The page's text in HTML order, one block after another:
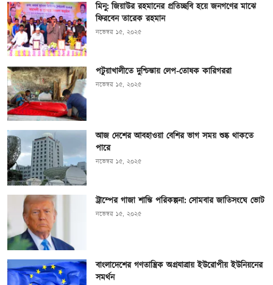
মিনু: জিয়াউর রহমানের প্রতিচ্ছবি হয়ে জনগণের মাঝে
ফিরবেন তারেক রহমান
নভেম্বর ১৫, ২০২৫
পটুয়াখালীতে দুশ্চিন্তায় লেপ-তোষক কারিগররা
নভেম্বর ১৫, ২০২৫
আজ দেশের আবহাওয়া বেশির ভাগ সময় শুষ্ক থাকতে
পারে
নভেম্বর ১৫, ২০২৫
ট্রাম্পের গাজা শান্তি পরিকল্পনা: সোমবার জাতিসংঘে ভোট
নভেম্বর ১৫, ২০২৫
বাংলাদেশের গণতান্ত্রিক অগ্রযাত্রায় ইউরোপীয় ইউনিয়নের
সমর্থন